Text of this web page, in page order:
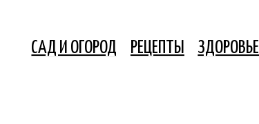
САД И ОГОРОД РЕЦЕПТЫ ЗДОРОВЬЕ